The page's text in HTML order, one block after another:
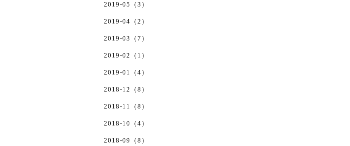
2019-05（3）
2019-04（2）
2019-03（7）
2019-02（1）
2019-01（4）
2018-12（8）
2018-11（8）
2018-10（4）
2018-09（8）